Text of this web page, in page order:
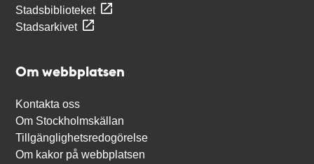
Stadsbiblioteket
Stadsarkivet
Om webbplatsen
Kontakta oss
Om Stockholmskällan
Tillgänglighetsredogörelse
Om kakor på webbplatsen